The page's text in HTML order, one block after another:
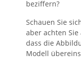
beziffern?
Schauen Sie
aber achten
dass die
Modell